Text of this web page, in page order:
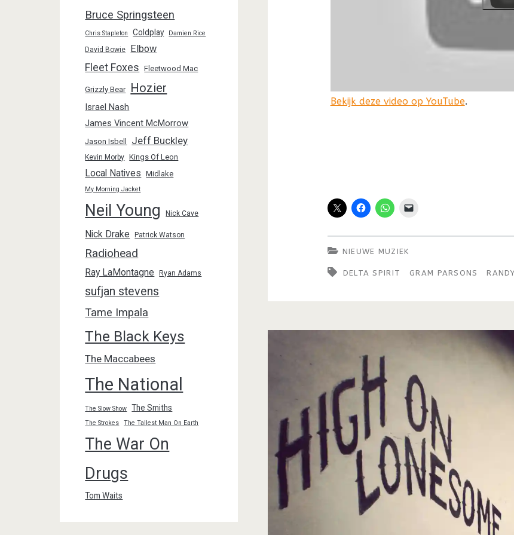
Bekijk deze video op YouTube.
NIEUWE MUZIEK
DELTA SPIRIT GRAM PARSONS
Bruce Springsteen
Chris Stapleton Coldplay Damien Rice
David Bowie Elbow
Fleet Foxes Fleetwood Mac
Grizzly Bear Hozier
Israel Nash
James Vincent McMorrow
Jason Isbell Jeff Buckley
Kevin Morby Kings Of Leon
Local Natives Midlake
My Morning Jacket
Neil Young Nick Cave
Nick Drake Patrick Watson
Radiohead
Ray LaMontagne Ryan Adams
sufjan stevens
Tame Impala
The Black Keys
The Maccabees
The National
The Slow Show The Smiths
The Strokes The Tallest Man On Earth
The War On
Drugs
Tom Waits